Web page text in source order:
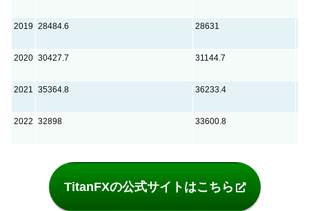
2019 28484.6 28631
2020 30427.7 31144.7
2021 35364.8 36233.4
2022 32898 33600.8
TitanFXの公式サイトはこちら